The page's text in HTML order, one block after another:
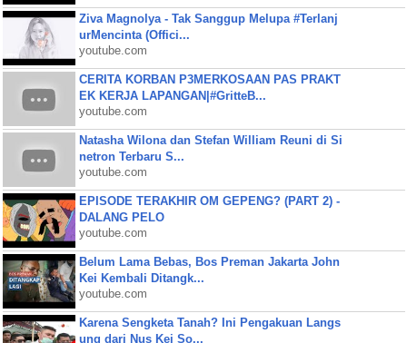
Ziva Magnolya - Tak Sanggup Melupa #Terlanj
urMencinta (Offici...
youtube.com
CERITA KORBAN P3MERKOSAAN PAS PRAKT
EK KERJA LAPANGAN|#GritteB...
youtube.com
Natasha Wilona dan Stefan William Reuni di Si
netron Terbaru S...
youtube.com
EPISODE TERAKHIR OM GEPENG? (PART 2) -
DALANG PELO
youtube.com
Belum Lama Bebas, Bos Preman Jakarta John
Kei Kembali Ditangk...
youtube.com
Karena Sengketa Tanah? Ini Pengakuan Langs
ung dari Nus Kei So...